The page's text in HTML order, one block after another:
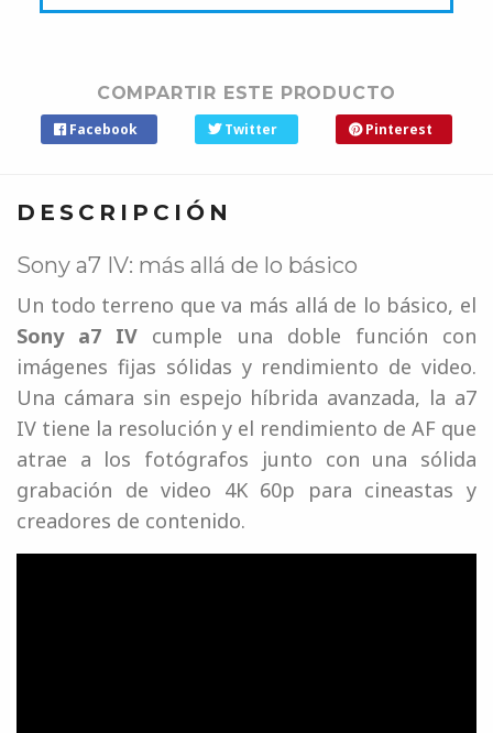
COMPARTIR ESTE PRODUCTO
Facebook Twitter Pinterest
DESCRIPCIÓN
Sony a7 IV: más allá de lo básico
Un todo terreno que va más allá de lo básico, el
Sony a7 IV cumple una doble función con
imágenes fijas sólidas y rendimiento de video.
Una cámara sin espejo híbrida avanzada, la a7
IV tiene la resolución y el rendimiento de AF que
atrae a los fotógrafos junto con una sólida
grabación de video 4K 60p para cineastas y
creadores de contenido.